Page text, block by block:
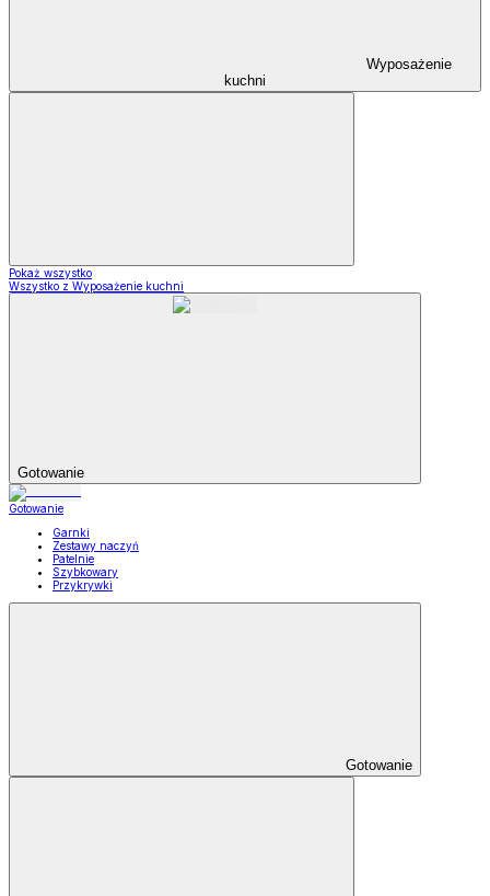
Wyposażenie
kuchni
Pokaż wszystko
Wszystko z Wyposażenie kuchni
Gotowanie
Gotowanie
Garnki
Zestawy naczyń
Patelnie
Szybkowary
Przykrywki
Gotowanie